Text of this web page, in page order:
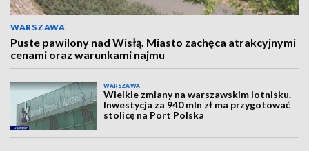
WARSZAWA
Puste pawilony nad Wisłą. Miasto zachęca atrakcyjnymi
cenami oraz warunkami najmu
WARSZAWA
Wielkie zmiany na warszawskim lotnisku.
Inwestycja za 940 mln zł ma przygotować
stolicę na Port Polska